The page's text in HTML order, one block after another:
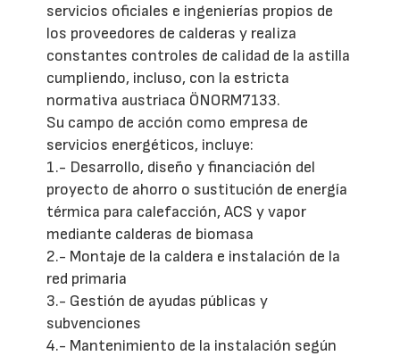
servicios oficiales e ingenierías propios de
los proveedores de calderas y realiza
constantes controles de calidad de la astilla
cumpliendo, incluso, con la estricta
normativa austriaca ÖNORM7133.
Su campo de acción como empresa de
servicios energéticos, incluye:
1.- Desarrollo, diseño y financiación del
proyecto de ahorro o sustitución de energía
térmica para calefacción, ACS y vapor
mediante calderas de biomasa
2.- Montaje de la caldera e instalación de la
red primaria
3.- Gestión de ayudas públicas y
subvenciones
4.- Mantenimiento de la instalación según